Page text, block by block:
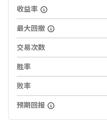
收益率
最大回撤
交易次数
胜率
败率
预期回报